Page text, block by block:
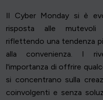
Il Cyber Monday si è
risposta alle mutevoli
riflettendo una tendenza
alla convenienza. I
l'importanza di offrire
si concentrano sulla
coinvolgenti e senza